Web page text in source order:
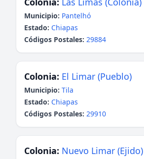
Municipio: Pantelhó
Estado: Chiapas
Códigos Postales: 29884
Colonia: El Limar (Pueblo)
Municipio: Tila
Estado: Chiapas
Códigos Postales: 29910
Colonia: Nuevo Limar (Ejido)